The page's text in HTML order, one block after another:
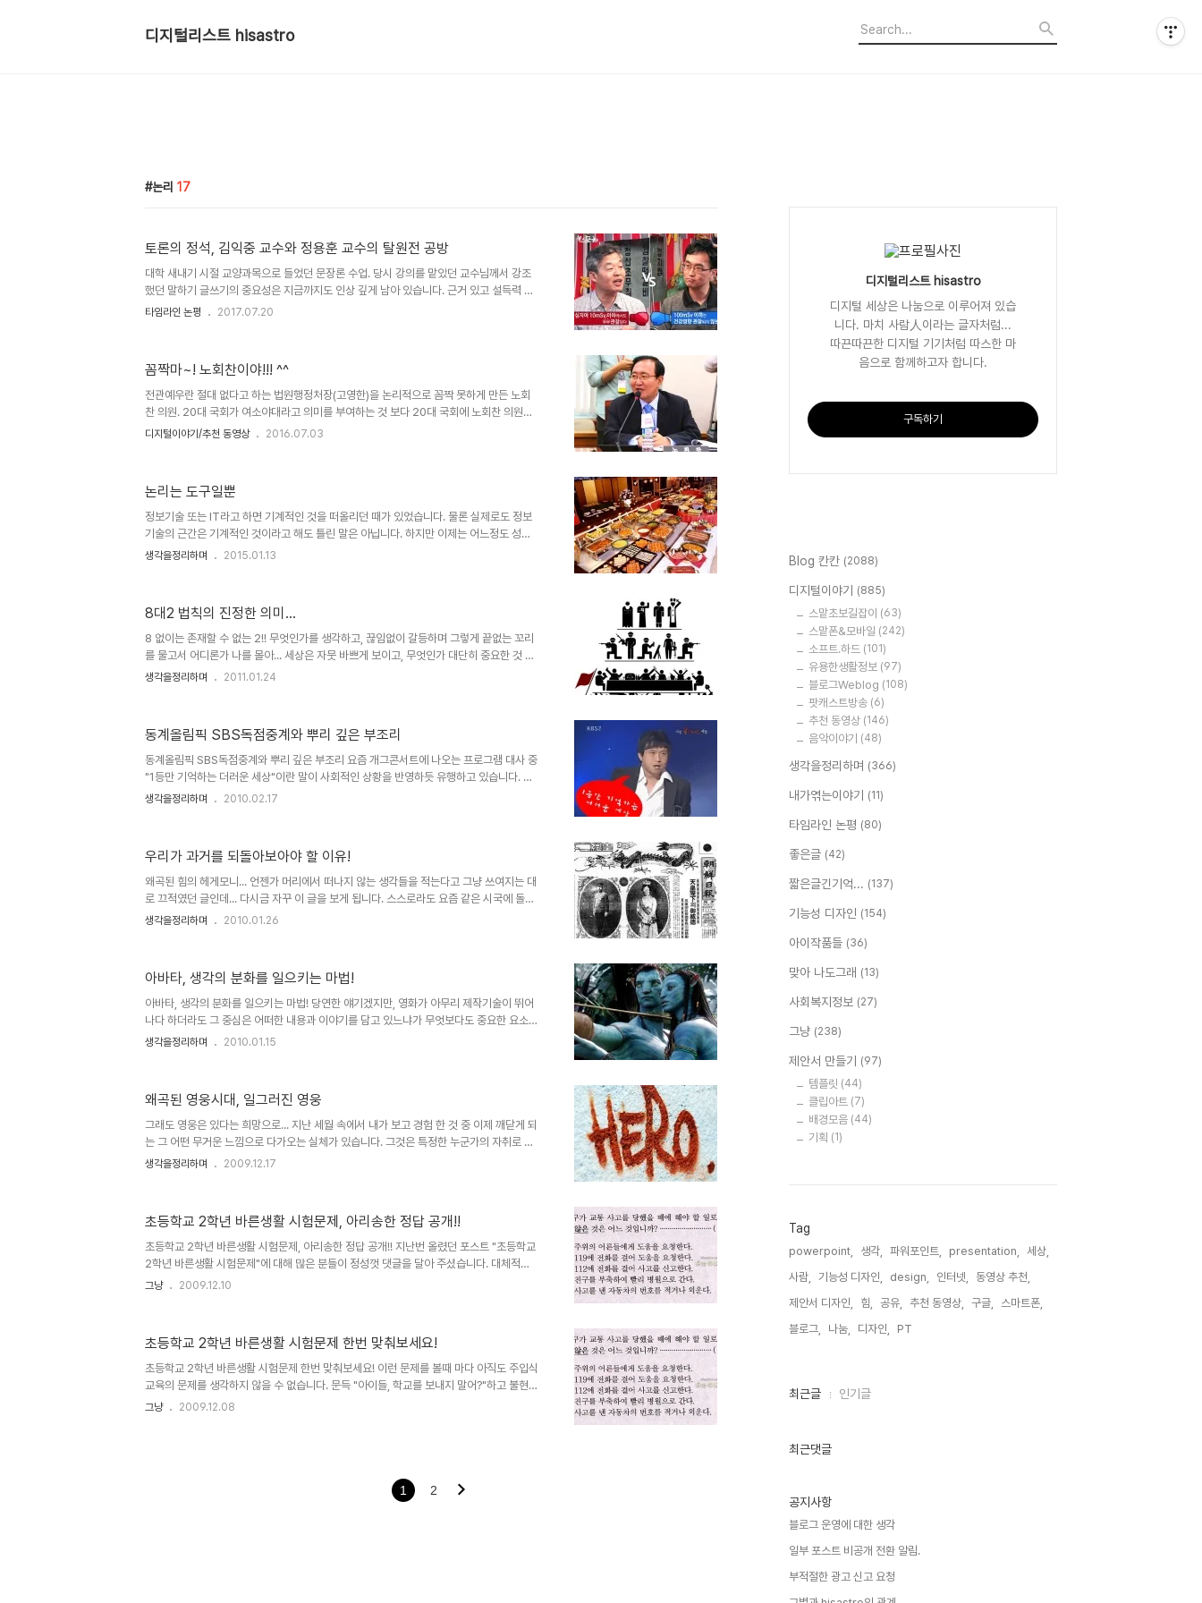
디지털리스트 hisastro
논리 17
토론의 정석, 김익중 교수와 정용훈 교수의 탈원전 공방
대학 새내기 시절 교양과목으로 들었던 문장론 수업. 당시 강의를 맡았던 교수님께서 강조
했던 말하기 글쓰기의 중요성은 지금까지도 인상 깊게 남아 있습니다. 근거 있고 설득력 있
는 표현의 능력이 왜 필요한지를 구체적으로 배우고 생각할 수 있던 시간이었다고 생각되기
분이 쉽게 드러날 뿐만 아니라 자신이 주장하는 근거와 상반된 주장이 상충되었을 때 이를
자신의 주장이 왜 더 합당하고 맞는지 설득하는 건 보통의 내공으로 감당할 수 있는 사안이
아니니까요..
타임라인 논평 2017.07.20
꼼짝마~! 노회찬이야!!! ^^
전관예우란 절대 없다고 하는 법원행정처장(고영한)을 논리적으로 꼼짝 못하게 만든 노회
찬 의원. 20대 국회가 여소야대라고 의미를 부여하는 것 보다 20대 국회에 노회찬 의원이
있다는 사실이 제겐 더 큰 의미라는 생각을 갖게 합니다. 법원행정처장이 말도 통하지 않는
법제사업위원회에서 질의하고 있는 노회찬 의원(이미지 출처: 유튜브 갈무리) 20대 국회,
법제사법위원회 대법원 업무보고 자리에서 있던 일입니다.노회찬 의원실에서 올린 것으로
보이는 ..
디지털이야기/추천 동영상 2016.07.03
논리는 도구일뿐
정보기술 또는 IT라고 하면 기계적인 것을 떠올리던 때가 있었습니다. 물론 실제로도 정보
기술의 근간은 기계적인 것이라고 해도 틀린 말은 아닙니다. 하지만 이제는 어느정도 성숙
기에 들어서는 것이라서 그런지는 모르겠으나 정확히 설명은 못하더라도 정보기술이라는
morethansweetpotatoes.wordpress.com 가끔은 이런 생각을 합니다.논리적이어
야 한다. 그런데, 그 논리적이라는 것이 생각을 기반으로 하기 때문에 때때로 그 생각의 논
리를 펼쳤을 땐 사뭇 다른 결과 또는 기..
생각을정리하며 2015.01.13
8대2 법칙의 진정한 의미...
8 없이는 존재할 수 없는 2!! 무엇인가를 생각하고, 끊임없이 갈등하며 그렇게 끝없는 꼬리
를 물고서 어디론가 나를 몰아... 세상은 자뭇 바쁘게 보이고, 무엇인가 대단히 중요한 것 같
아 보이지만 어찌보면 지금 이세상은 한가지의 그릇된 명제 속에 사로잡혀 진정 보아야할
력과 부의 자리는 바뀌었다고 보아야 할 듯 합니다. 부에 의해 만들어진 권력이 발휘하는 힘
의 에너지는 한쪽 방향만을 향하고 있음이 이를 증명하고 있습니다. 조정래 선생님의 소설..
생각을정리하며 2011.01.24
동계올림픽 SBS독점중계와 뿌리 깊은 부조리
동계올림픽 SBS독점중계와 뿌리 깊은 부조리 요즘 개그콘서트에 나오는 프로그램 대사 중
"1등만 기억하는 더러운 세상"이란 말이 사회적인 상황을 반영하듯 유행하고 있습니다. 보
통은 그냥 웃고 넘기지만, 아마도 많은 이들이 웃고 지나칠 일만은 아니라고 생각하기에 그
상하는 출연진들의 모습에서 '정말이지 이건 말도 안된다'고 혼자서 되뇌기도 했습니다. 그
들이 아날로그에 대한 잘못된 이해를 하고 있다는 생각과 함께 말이죠. -재밌는건 그 "남자
의 자격"이..
생각을정리하며 2010.02.17
우리가 과거를 되돌아보아야 할 이유!
왜곡된 힘의 헤게모니... 언젠가 머리에서 떠나지 않는 생각들을 적는다고 그냥 쓰여지는 대
로 끄적였던 글인데... 다시금 자꾸 이 글을 보게 됩니다. 스스로라도 요즘 같은 시국에 돌이
켜야 할 것들이 아닌가 하는 생각에서... 진정으로 민중이 눈을 떠야 한다는 간절함으로... 사
다. 이 땅의 암울했던 근대사에 대하여 어줍잖은 지식으로 즉흥적으로 떠오르는 것들을 그
저 나열한 것에 불과하지만... 우리와 우리 후세들이 살아갈 좋은 세상을 위한 마음가..
생각을정리하며 2010.01.26
아바타, 생각의 분화를 일으키는 마법!
아바타, 생각의 분화를 일으키는 마법! 당연한 얘기겠지만, 영화가 아무리 제작기술이 뛰어
나다 하더라도 그 중심은 어떠한 내용과 이야기를 담고 있느냐가 무엇보다도 중요한 요소일
겁니다. 몇해 전 수백억의 제작 비용을 홍보의 전면에 내세우고 실감나는 CG영상을 제작했
있습니다. 때문에 아무리 영화가 멋진 기술과 영상으로 채워져 있다고 하더라도 채워져야
할 기본 뼈대가 없다면... 이는 영화로써의 가치를 상실하게 되어 관객으로부터 혹평을 받게
되고..
생각을정리하며 2010.01.15
왜곡된 영웅시대, 일그러진 영웅
그래도 영웅은 있다는 희망으로... 지난 세월 속에서 내가 보고 경험 한 것 중 이제 깨닫게 되
는 그 어떤 무거운 느낌으로 다가오는 실체가 있습니다. 그것은 특정한 누군가의 자취로 인
하여 세상을 구한다는 등의 신화같은 것이라 할 수 있는데, 마치 그것은 정말 보이지 않는
살린다!" 라는 말은 워낙 시각차가 크기 때문에 혹자의 경우 그 보는 관점에 따라서는 그렇
게 단정지을 수도 있겠지만, 도대체 그런 무시무시한 말이 어떻게 그대로의 진실이 되어..
생각을정리하며 2009.12.17
초등학교 2학년 바른생활 시험문제, 아리송한 정답 공개!!
초등학교 2학년 바른생활 시험문제, 아리송한 정답 공개!! 지난번 올렸던 포스트 "초등학교
2학년 바른생활 시험문제"에 대해 많은 분들이 정성껏 댓글을 달아 주셨습니다. 대체적으
로 4번과 5번이 답이라고 생각하셨던 것으로 보이는데요... 약속드린대로 오늘 그 답을 공
라 할 수 있습니다. 단순히 교통사고라는 말 자체로 판단할 수 있는 사안이 아니며, 어린 아
이들의 시각에서 답을 유추하도록 한다면, 이건 객관식이 아니라 주관식 답안을 통해 ..
그냥 2009.12.10
초등학교 2학년 바른생활 시험문제 한번 맞춰보세요!
초등학교 2학년 바른생활 시험문제 한번 맞춰보세요! 이런 문제를 볼때 마다 아직도 주입식
교육의 문제를 생각하지 않을 수 없습니다. 문득 "아이들, 학교를 보내지 말어?"하고 불현듯
생각이 들기도 하고... 아이가 이 문제의 답을 모르겠다고 몇 일 전 가져왔었습니다. 전 나름
그냥 2009.12.08
1 2
디지털리스트 hisastro
디지털 세상은 나눔으로 이루어져 있습
니다. 마치 사람人이라는 글자처럼...
따끈따끈한 디지털 기기처럼 따스한 마
음으로 함께하고자 합니다.
구독하기
Blog 칸칸 (2088)
디지털이야기 (885)
스맡초보길잡이 (63)
스맡폰&모바일 (242)
소프트.하드 (101)
유용한생활정보 (97)
블로그Weblog (108)
팟캐스트방송 (6)
추천 동영상 (146)
음악이야기 (48)
생각을정리하며 (366)
내가엮는이야기 (11)
타임라인 논평 (80)
좋은글 (42)
짧은글긴기억... (137)
기능성 디자인 (154)
아이작품들 (36)
맞아 나도그래 (13)
사회복지정보 (27)
그냥 (238)
제안서 만들기 (97)
템플릿 (44)
클립아트 (7)
배경모음 (44)
기획 (1)
Tag
powerpoint, 생각, 파워포인트, presentation,
세상,
사람,
기능성 디자인, design, 인터넷,
동영상 추천,
제안서 디자인,
힘, 공유, 추천 동영상, 구글,
스마트폰,
블로그,
나눔, 디자인, PT,
최
인
최근글 인기글
최근댓글
공지사항
블로그 운영에 대한 생각
일부 포스트 비공개 전환 알림.
부적절한 광고 신고 요청